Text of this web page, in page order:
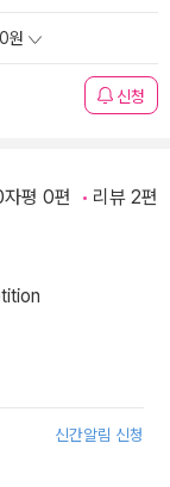
원
신청
평 0편 리뷰 2편
신간알림 신청